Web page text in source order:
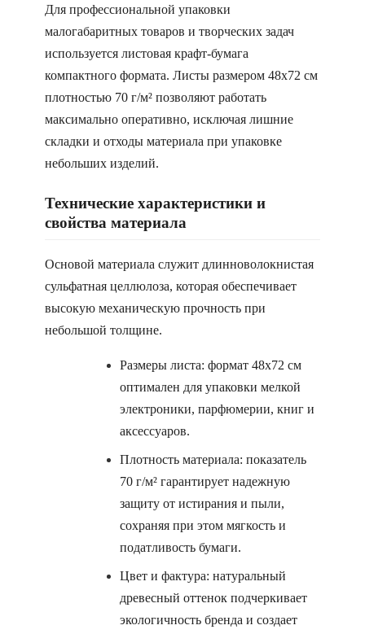
Для профессиональной упаковки
малогабаритных товаров и творческих задач
используется листовая крафт-бумага
компактного формата. Листы размером 48х72 см
плотностью 70 г/м² позволяют работать
максимально оперативно, исключая лишние
складки и отходы материала при упаковке
небольших изделий.
Технические характеристики и
свойства материала
Основой материала служит длинноволокнистая
сульфатная целлюлоза, которая обеспечивает
высокую механическую прочность при
небольшой толщине.
Размеры листа: формат 48х72 см
оптимален для упаковки мелкой
электроники, парфюмерии, книг и
аксессуаров.
Плотность материала: показатель
70 г/м² гарантирует надежную
защиту от истирания и пыли,
сохраняя при этом мягкость и
податливость бумаги.
Цвет и фактура: натуральный
древесный оттенок подчеркивает
экологичность бренда и создает